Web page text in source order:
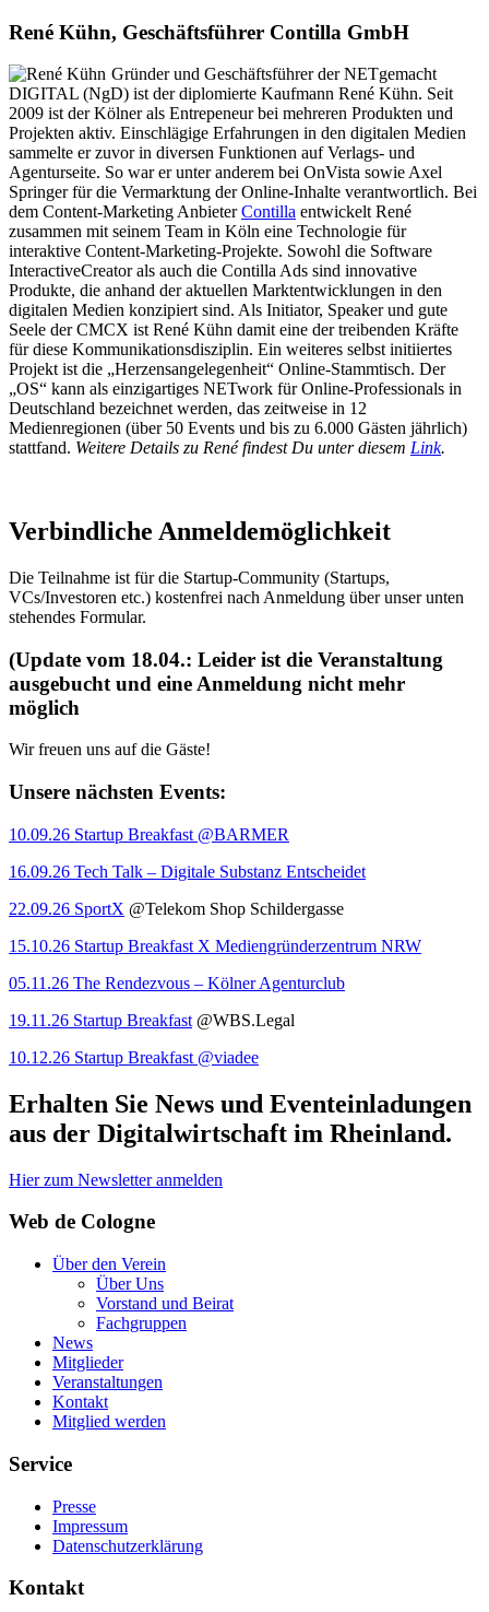
René Kühn, Geschäftsführer Contilla GmbH
Gründer und Geschäftsführer der NETgemacht
DIGITAL (NgD) ist der diplomierte Kaufmann René Kühn. Seit
2009 ist der Kölner als Entrepeneur bei mehreren Produkten und
Projekten aktiv. Einschlägige Erfahrungen in den digitalen Medien
sammelte er zuvor in diversen Funktionen auf Verlags- und
Agenturseite. So war er unter anderem bei OnVista sowie Axel
Springer für die Vermarktung der Online-Inhalte verantwortlich. Bei
dem Content-Marketing AnbieterContilla entwickelt René
zusammen mit seinem Team in Köln eine Technologie für
interaktive Content-Marketing-Projekte. Sowohl die Software
InteractiveCreator als auch die Contilla Ads sind innovative
Produkte, die anhand der aktuellen Marktentwicklungen in den
digitalen Medien konzipiert sind. Als Initiator, Speaker und gute
Seele der CMCX ist René Kühn damit eine der treibenden Kräfte
für diese Kommunikationsdisziplin. Ein weiteres selbst initiiertes
Projekt ist die „Herzensangelegenheit“ Online-Stammtisch. Der
„OS“ kann als einzigartiges NETwork für Online-Professionals in
Deutschland bezeichnet werden, das zeitweise in 12
Medienregionen (über 50 Events und bis zu 6.000 Gästen jährlich)
stattfand. Weitere Details zu René findest Du unter diesem Link.
Verbindliche Anmeldemöglichkeit
Die Teilnahme ist für die Startup-Community (Startups,
VCs/Investoren etc.) kostenfrei nach Anmeldung über unser unten
stehendes Formular.
(Update vom 18.04.: Leider ist die Veranstaltung
ausgebucht und eine Anmeldung nicht mehr
möglich
Wir freuen uns auf die Gäste!
Unsere nächsten Events:
10.09.26 Startup Breakfast @BARMER
16.09.26 Tech Talk – Digitale Substanz Entscheidet
22.09.26 SportX @Telekom Shop Schildergasse
15.10.26 Startup Breakfast X Mediengründerzentrum NRW
05.11.26 The Rendezvous – Kölner Agenturclub
19.11.26 Startup Breakfast @WBS.Legal
10.12.26 Startup Breakfast @viadee
Erhalten Sie News und Eventeinladungen
aus der Digitalwirtschaft im Rheinland.
Hier zum Newsletter anmelden
Web de Cologne
Über den Verein
Über Uns
Vorstand und Beirat
Fachgruppen
News
Mitglieder
Veranstaltungen
Kontakt
Mitglied werden
Service
Presse
Impressum
Datenschutzerklärung
Kontakt